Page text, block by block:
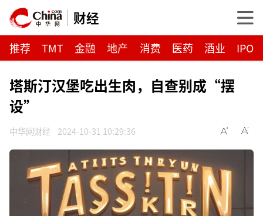
财经
推荐 TMT 金融 地产 消费 医药 酒业 IPO
塔斯汀汉堡吃出生肉，自查别成“摆
设”
中华网财经 2024-10-31 10:29:36